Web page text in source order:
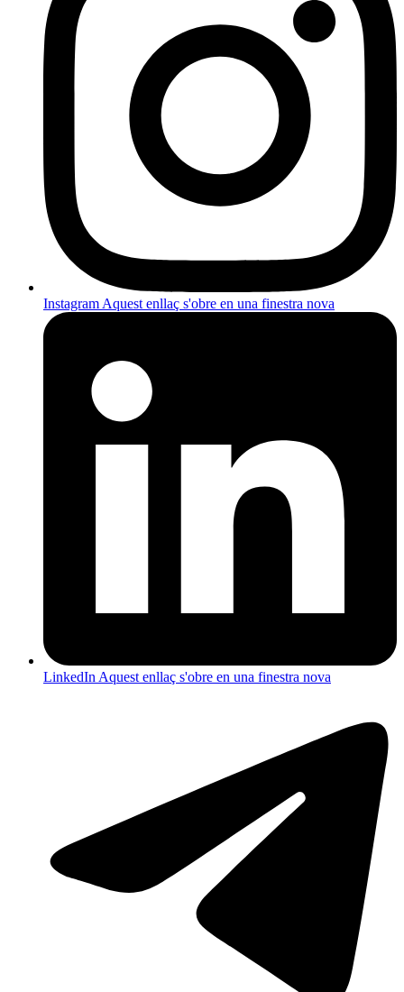
Instagram Aquest enllaç s'obre en una finestra nova
LinkedIn Aquest enllaç s'obre en una finestra nova